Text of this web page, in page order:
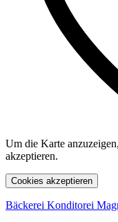
Um die Karte
akzeptieren.
Cookies akzeptieren
Bäckerei Konditorei